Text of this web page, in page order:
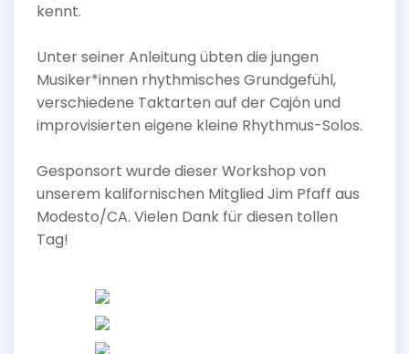
kennt.
Unter seiner Anleitung übten die jungen
Musiker*innen rhythmisches Grundgefühl,
verschiedene Taktarten auf der Cajón und
improvisierten eigene kleine Rhythmus-Solos.
Gesponsort wurde dieser Workshop von
unserem kalifornischen Mitglied Jim Pfaff aus
Modesto/CA. Vielen Dank für diesen tollen
Tag!